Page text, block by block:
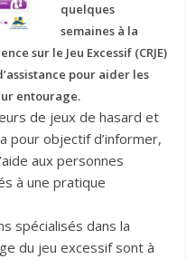
quelques
semaines à la
sur le Jeu Excessif (CRJE)
pour aider les
entourage.
de jeux de hasard et
pour objectif d’informer,
aux personnes
à une pratique
spécialisés dans la
du jeu excessif sont à